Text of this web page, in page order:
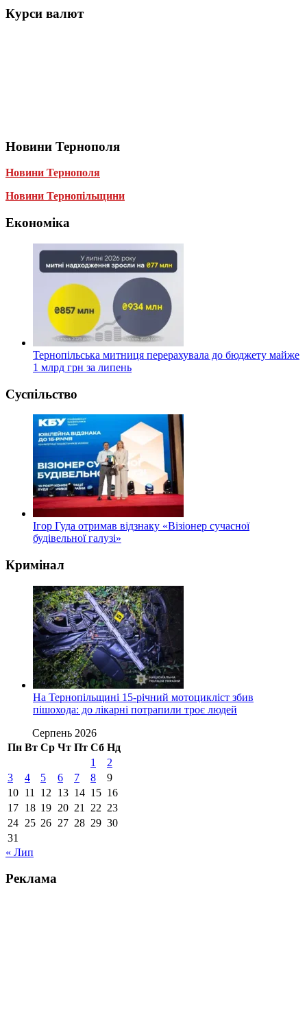
Курси валют
Новини Тернополя
Новини Тернополя
Новини Тернопільщини
Економіка
Тернопільська митниця перерахувала до бюджету майже
1 млрд грн за липень
Суспільство
Ігор Гуда отримав відзнаку «Візіонер сучасної
будівельної галузі»
Кримінал
На Тернопільщині 15-річний мотоцикліст збив
пішохода: до лікарні потрапили троє людей
Серпень 2026
Пн Вт Ср Чт Пт Сб Нд
1
2
3
4 5 6 7 8
9
10 11 12 13 14 15 16
17 18 19 20 21 22 23
24 25 26 27 28 29 30
31
« Лип
Реклама